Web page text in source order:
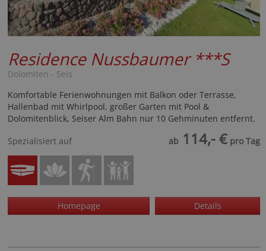
Residence Nussbaumer ***S
Dolomiten - Seis
Komfortable Ferienwohnungen mit Balkon oder Terrasse,
Hallenbad mit Whirlpool, großer Garten mit Pool &
Dolomitenblick, Seiser Alm Bahn nur 10 Gehminuten entfernt.
Spezialisiert auf
ab 114,- € pro Tag
Homepage Details